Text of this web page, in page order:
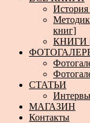
книг]
КНИГИ
СТАТЬИ
МАГАЗИН
Контакты